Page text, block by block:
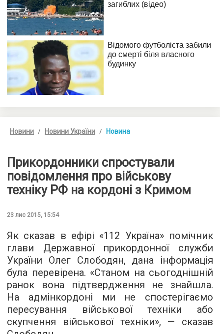
Новини Новини України Новина
Прикордонники спростували
повідомлення про військову
техніку РФ на кордоні з Кримом
23 лис 2015, 15:54
Як сказав в ефірі «112 Україна» помічник
глави Державної прикордонної служби
України Олег Слободян, дана інформація
була перевірена. «Станом на сьогоднішній
ранок вона підтвердження не знайшла.
На адмінкордоні ми не спостерігаємо
пересування військової техніки або
скупчення військової техніки», — сказав